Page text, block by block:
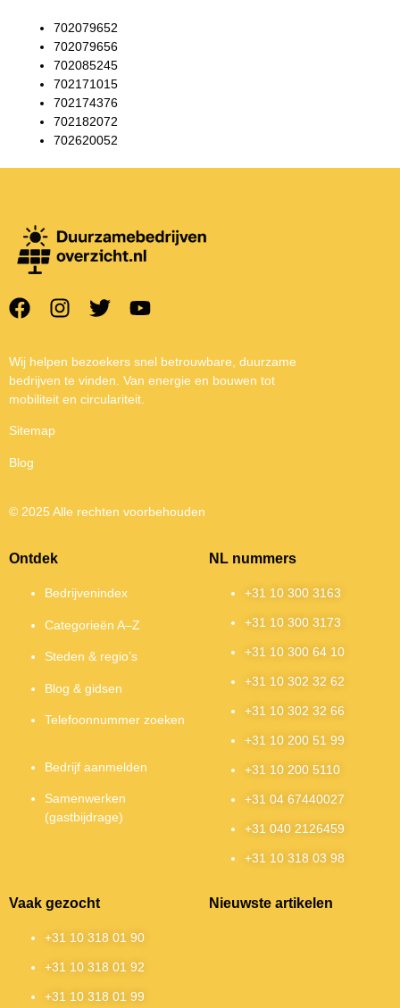
702079652
702079656
702085245
702171015
702174376
702182072
702620052
Wij helpen bezoekers snel betrouwbare, duurzame
bedrijven te vinden. Van energie en bouwen tot
mobiliteit en circulariteit.
Sitemap
Blog
© 2025 Alle rechten voorbehouden
Ontdek
Bedrijvenindex
Categorieën A–Z
Steden & regio’s
Blog & gidsen
Telefoonnummer zoeken
Bedrijf aanmelden
Samenwerken
(gastbijdrage)
NL nummers
+31 10 300 3163
+31 10 300 3173
+31 10 300 64 10
+31 10 302 32 62
+31 10 302 32 66
+31 10 200 51 99
+31 10 200 5110
+31 04 67440027
+31 040 2126459
+31 10 318 03 98
Vaak gezocht
+31 10 318 01 90
+31 10 318 01 92
+31 10 318 01 99
Nieuwste artikelen